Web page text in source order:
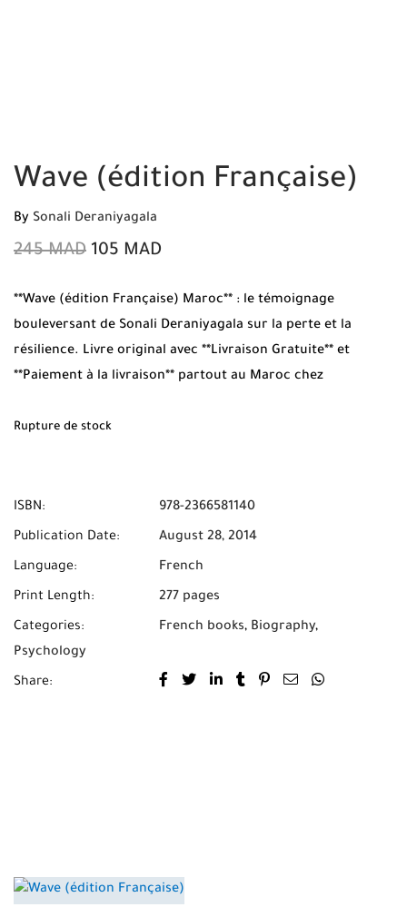
Wave (édition Française)
By Sonali Deraniyagala
245MAD 105 MAD
**Wave (édition Française) Maroc** : le témoignage
bouleversant de Sonali Deraniyagala sur la perte et la
résilience. Livre original avec **Livraison Gratuite** et
**Paiement à la livraison** partout au Maroc chez
Rupture de stock
ISBN: 978-2366581140
Publication Date: August 28, 2014
Language: French
Print Length: 277 pages
Categories: French books, Biography,
Psychology
Share: